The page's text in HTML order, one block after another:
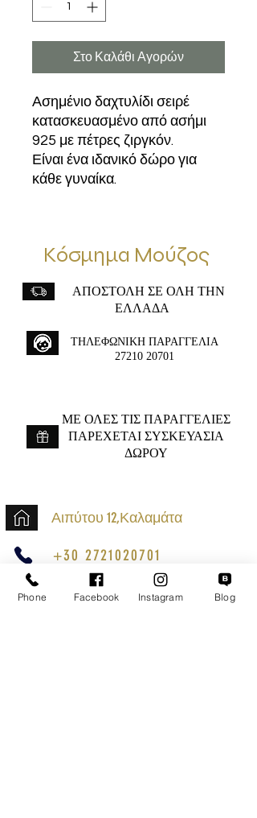
Στο Καλάθι Αγορών
Ασημένιο δαχτυλίδι σειρέ
κατασκευασμένο από ασήμι
925 με πέτρες ζιργκόν.
Είναι ένα ιδανικό δώρο για
κάθε γυναίκα.
Κόσμημα Μούζος
ΑΠΟΣΤΟΛΗ ΣΕ ΟΛΗ ΤΗΝ
ΕΛΛΑΔΑ
ΤΗΛΕΦΩΝΙΚΗ ΠΑΡΑΓΓΕΛΙΑ
27210 20701
ME ΟΛΕΣ ΤΙΣ ΠΑΡΑΓΓΕΛΙΕΣ
ΠΑΡΕΧΕΤΑΙ ΣΥΣΚΕΥΑΣΙΑ
ΔΩΡΟΥ
Αιπύτου 12,Καλαμάτα
+30 2721020701
k.mouzos.wix@gmail.com
Phone Facebook Instagram Blog